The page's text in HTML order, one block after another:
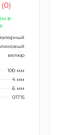
(0)
в
велюр
100 мм
4 мм
6 мм
01715